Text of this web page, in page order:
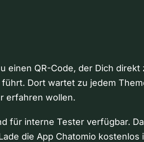
einen QR-Code, der Dich direkt
Dort wartet zu jedem
erfahren wollen.
für interne Tester verfügbar.
die App Chatomio kostenlos